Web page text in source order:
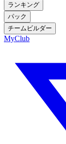
ランキング
パック
チームビルダー
MyClub